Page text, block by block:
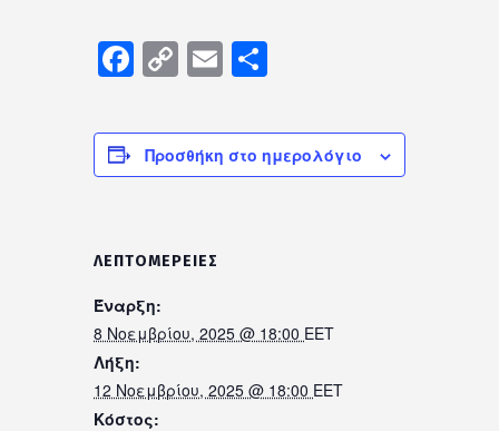
Facebook
Copy
Link
Email
Προσθήκη στο ημερολόγιο
ΛΕΠΤΟΜΈΡΕΙΕΣ
Έναρξη:
8 Νοεμβρίου, 2025 @ 18:00 EET
Λήξη:
12 Νοεμβρίου, 2025 @ 18:00 EET
Κόστος: